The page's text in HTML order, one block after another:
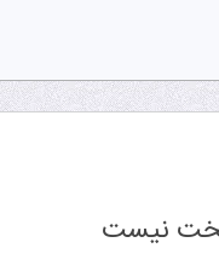
سخت نیست